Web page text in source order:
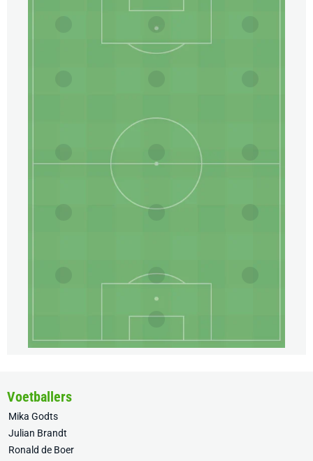
Voetballers
Mika Godts
Julian Brandt
Ronald de Boer